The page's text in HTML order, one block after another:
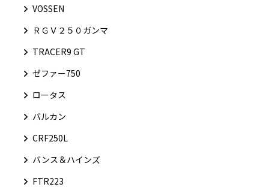
VOSSEN
ＲＧＶ２５０ガンマ
TRACER9 GT
ゼファー750
ロータス
バルカン
CRF250L
バンス＆ハインズ
FTR223